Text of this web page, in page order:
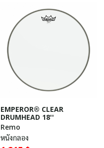
EMPEROR® CLEAR
DRUMHEAD 18''
Remo
หนังกลอง